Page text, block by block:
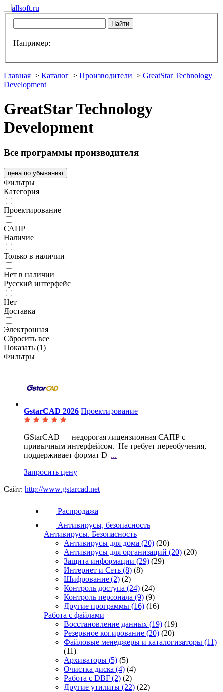
Например:
Главная > Каталог > Производители > GreatStar Technology
Development
GreatStar Technology
Development
Все программы производителя
цена по убыванию
Фильтры
Категория
Проектирование
САПР
Наличие
Только в наличии
Нет в наличии
Русский интерфейс
Нет
Доставка
Электронная
Сбросить все
Показать (1)
Фильтры
GstarCAD 2026 Проектирование
GStarCAD — недорогая лицензионная САПР с
привычным интерфейсом. Не требует переобучения,
поддерживает формат D ...
Запросить цену
Сайт: http://www.gstarcad.net
Распродажа
Антивирусы, безопасность
Антивирусы. Безопасность
Антивирусы для дома (20) (20)
Антивирусы для организаций (20) (20)
Защита информации (29) (29)
Интернет и Сеть (8) (8)
Шифрование (2) (2)
Контроль доступа (24) (24)
Контроль персонала (9) (9)
Другие программы (16) (16)
Работа с файлами
Восстановление данных (19) (19)
Резервное копирование (20) (20)
Файловые менеджеры и каталогизаторы (11)
(11)
Архиваторы (5) (5)
Очистка диска (4) (4)
Работа с DBF (2) (2)
Другие утилиты (22) (22)